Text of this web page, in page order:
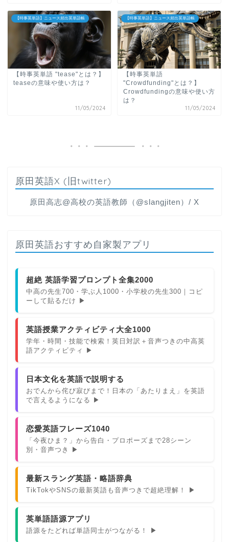
【時事英単語】ニュース頻出英単語帳
【時事英単語 "tease"とは？】
teaseの意味や使い方は？
11/05/2024
【時事英単語】ニュース頻出英単語帳
【時事英単語
"Crowdfunding"とは？】
Crowdfundingの意味や使い方
は？
11/05/2024
原田英語X (旧twitter)
原田高志@高校の英語教師（@slangjiten）/ X
原田英語おすすめ自家製アプリ
超絶 英語学習プロンプト全集2000
中高の先生700・学ぶ人1000・小学校の先生300｜コピ
ーして貼るだけ ▶
英語授業アクティビティ大全1000
学年・時間・技能で検索！英日対訳＋音声つきの中高英
語アクティビティ ▶
日本文化を英語で説明する
おでんから侘び寂びまで！日本の「あたりまえ」を英語
で言えるようになる ▶
恋愛英語フレーズ1040
「今夜ひま？」から告白・プロポーズまで28シーン
別・音声つき ▶
最新スラング英語・略語辞典
TikTokやSNSの最新英語も音声つきで超絶理解！ ▶
英単語語源アプリ
語源をたどれば単語同士がつながる！ ▶